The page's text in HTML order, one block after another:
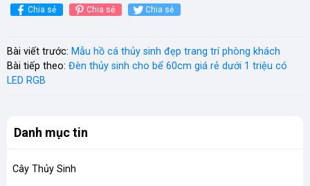
Chia sẻ Chia sẻ Chia sẻ
Bài viết trước: Mẫu hồ cá thủy sinh đẹp trang trí phòng khách
Bài tiếp theo: Đèn thủy sinh cho bể 60cm giá rẻ dưới 1 triệu có
LED RGB
Danh mục tin
Cây Thủy Sinh